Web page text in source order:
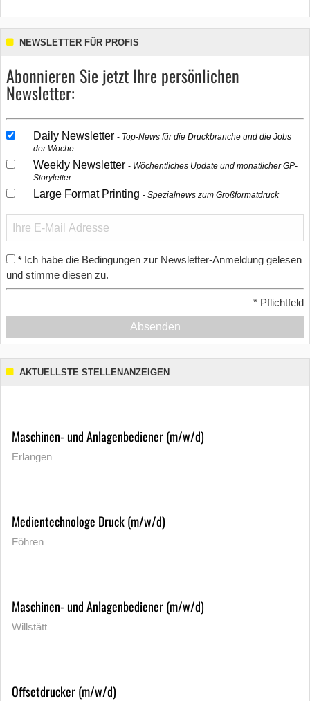
NEWSLETTER FÜR PROFIS
Abonnieren Sie jetzt Ihre persönlichen
Newsletter:
Daily Newsletter
Top-News für die Druckbranche und die Jobs
der Woche
Weekly Newsletter
Wöchentliches Update und monatlicher GP-
Storyletter
Large Format Printing Spezialnews zum Großformatdruck
* Ich habe die Bedingungen zur Newsletter-Anmeldung gelesen
und stimme diesen zu.
* Pflichtfeld
Absenden
AKTUELLSTE STELLENANZEIGEN
Maschinen- und Anlagenbediener (m/w/d)
Erlangen
Medientechnologe Druck (m/w/d)
Föhren
Maschinen- und Anlagenbediener (m/w/d)
Willstätt
Offsetdrucker (m/w/d)